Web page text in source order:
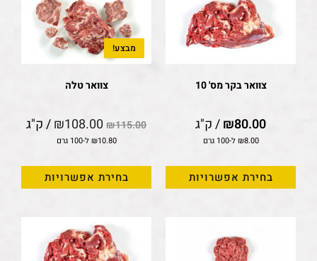
צוואר בקר מס' 10
₪80.00 / ק"ג
₪8.00 ל-100 גרם
בחירת אפשרויות
מבצע!
צוואר טלה
₪115.00
₪108.00 / ק"ג
₪10.80 ל-100 גרם
בחירת אפשרויות